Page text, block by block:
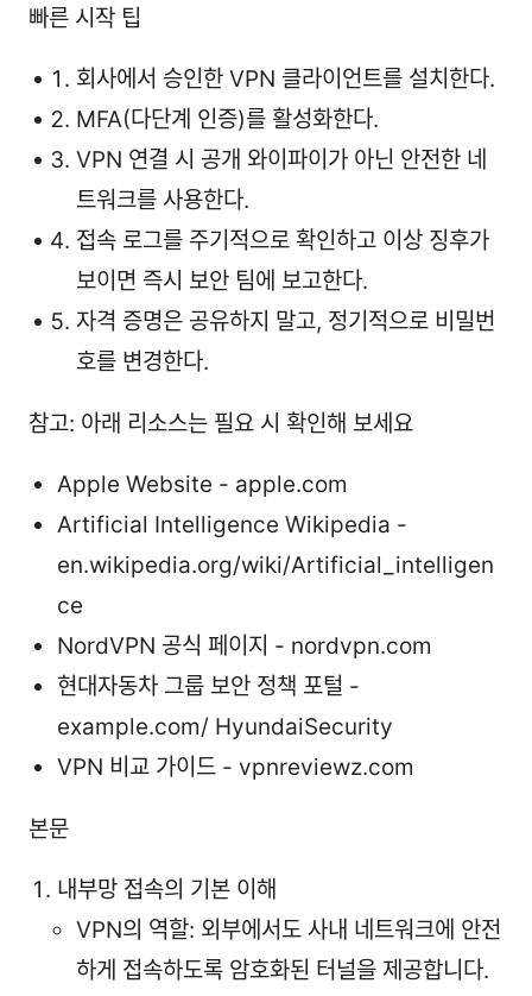
빠른 시작 팁
회사에서 승인한 VPN 클라이언트를 설치한다.
MFA(다단계 인증)를 활성화한다.
VPN 연결 시 공개 와이파이가 아닌 안전한 네
트워크를 사용한다.
접속 로그를 주기적으로 확인하고 이상 징후가
보이면 즉시 보안 팀에 보고한다.
자격 증명은 공유하지 말고, 정기적으로 비밀번
호를 변경한다.
참고: 아래 리소스는 필요 시 확인해 보세요
Apple Website - apple.com
Artificial Intelligence Wikipedia -
en.wikipedia.org/wiki/Artificial_intelligen
ce
NordVPN 공식 페이지 - nordvpn.com
현대자동차 그룹 보안 정책 포털 -
example.com/ HyundaiSecurity
VPN 비교 가이드 - vpnreviewz.com
본문
내부망 접속의 기본 이해
VPN의 역할: 외부에서도 사내 네트워크에 안전
하게 접속하도록 암호화된 터널을 제공합니다.